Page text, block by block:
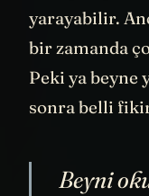
yarayabilir.
bir zamanda
Peki ya beyne
sonra belli
Beyni